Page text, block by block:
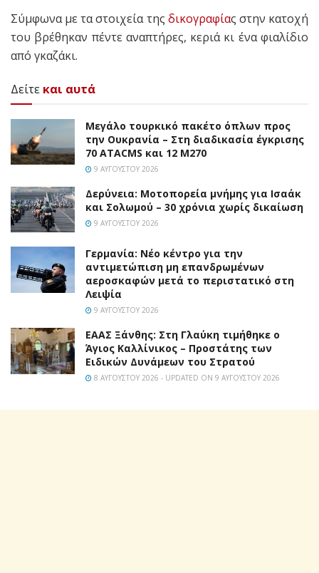
Σύμφωνα με τα στοιχεία της δικογραφίας στην κατοχή
του βρέθηκαν πέντε αναπτήρες, κεριά κι ένα φιαλίδιο
από γκαζάκι.
Δείτε και αυτά
Μεγάλο τουρκικό πακέτο όπλων προς
την Ουκρανία – Στη διαδικασία έγκρισης
70 ATACMS και 12 M270
9 ΑΥΓΟΎΣΤΟΥ 2026
Δερύνεια: Μοτοπορεία μνήμης για Ισαάκ
και Σολωμού – 30 χρόνια χωρίς δικαίωση
9 ΑΥΓΟΎΣΤΟΥ 2026
Γερμανία: Νέο κέντρο για την
αντιμετώπιση μη επανδρωμένων
αεροσκαφών μετά το περιστατικό στη
Λειψία
9 ΑΥΓΟΎΣΤΟΥ 2026
EAAΣ Ξάνθης: Στη Γλαύκη τιμήθηκε ο
Άγιος Καλλίνικος – Προστάτης των
Ειδικών Δυνάμεων του Στρατού
8 ΑΥΓΟΎΣΤΟΥ 2026 - UPDATED ON 9 ΑΥΓΟΎΣΤΟΥ 2026